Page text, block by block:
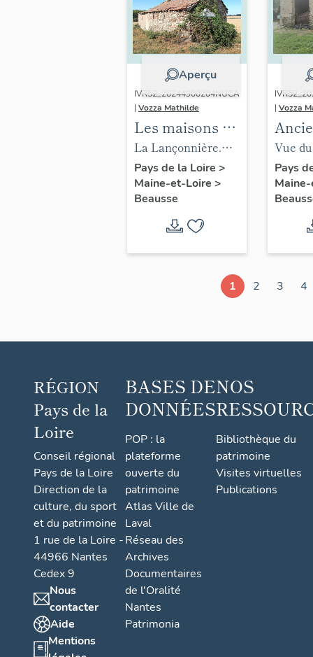
Aperçu
IVR52_20244900204NUCA
| Vozza Mathilde
Les maisons et
les fermes de la
commune de
Beausse
La Lançonnière.
Ferme, 3e quart 19e
siècle.
Pays de la Loire >
Maine-et-Loire >
Beausse
| Vozza
à
Vue
Pays
1 2 3 4
RÉGION
Pays de la
Loire
Conseil régional
Pays de la Loire
Direction de la
culture, du sport
et du patrimoine
1 rue de la Loire -
44966 Nantes
Cedex 9
Nous
contacter
Aide
Mentions
BASES DE
DONNÉES
POP : la
plateforme
ouverte du
patrimoine
Atlas Ville de
Laval
Réseau des
Archives
Documentaires
de l'Oralité
Nantes
Patrimonia
NOS
Bibliothèque du
patrimoine
Visites virtuelles
Publications